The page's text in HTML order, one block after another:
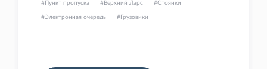
Пункт пропуска Верхний Ларс Стоянки
Электронная очередь Грузовики